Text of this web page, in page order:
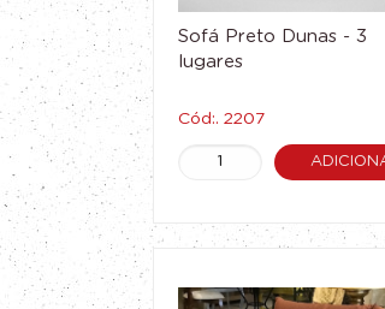
Sofá Preto Dunas - 3
lugares
Cód:. 2207